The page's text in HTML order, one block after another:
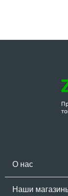
О нас
Наши